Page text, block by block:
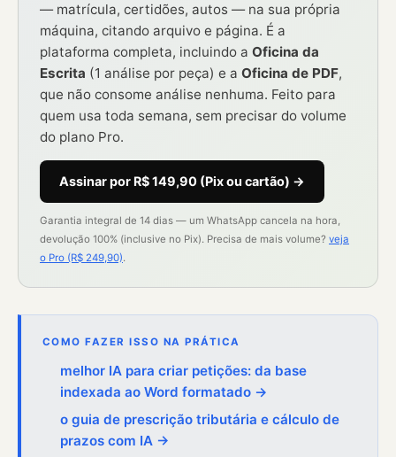
— matrícula, certidões, autos — na sua própria
máquina, citando arquivo e página. É a
plataforma completa, incluindo a Oficina da
Escrita (1 análise por peça) e a Oficina de PDF,
que não consome análise nenhuma. Feito para
quem usa toda semana, sem precisar do volume
do plano Pro.
Assinar por R$ 149,90 (Pix ou cartão) →
Garantia integral de 14 dias — um WhatsApp cancela na hora,
devolução 100% (inclusive no Pix). Precisa de mais volume? veja
o Pro (R$ 249,90).
COMO FAZER ISSO NA PRÁTICA
melhor IA para criar petições: da base
indexada ao Word formatado →
o guia de prescrição tributária e cálculo de
prazos com IA →